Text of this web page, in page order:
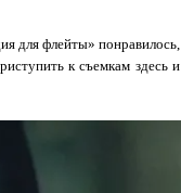
для флейты» понравилось,
к съемкам здесь и